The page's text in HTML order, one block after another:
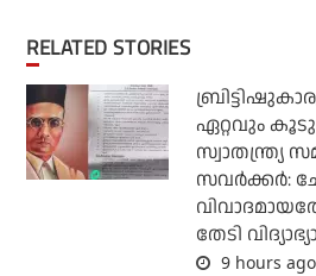
RELATED STORIES
ഏറ്റവും
സ്വാതന്ത്ര്യ
സവര്‍ക്കര്‍:
തേടി
9 hours ago